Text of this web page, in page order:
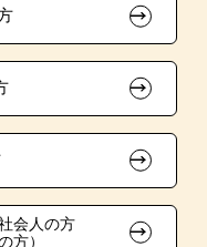
会人の方
方）